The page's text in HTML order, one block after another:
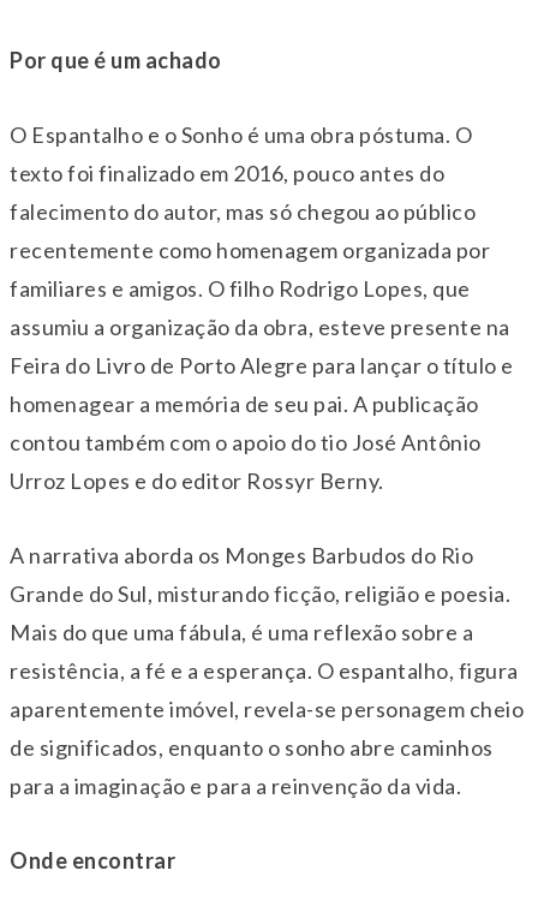
Por que é um achado
O Espantalho e o Sonho é uma obra póstuma. O
texto foi finalizado em 2016, pouco antes do
falecimento do autor, mas só chegou ao público
recentemente como homenagem organizada por
familiares e amigos. O filho Rodrigo Lopes, que
assumiu a organização da obra, esteve presente na
Feira do Livro de Porto Alegre para lançar o título e
homenagear a memória de seu pai. A publicação
contou também com o apoio do tio José Antônio
Urroz Lopes e do editor Rossyr Berny.
A narrativa aborda os Monges Barbudos do Rio
Grande do Sul, misturando ficção, religião e poesia.
Mais do que uma fábula, é uma reflexão sobre a
resistência, a fé e a esperança. O espantalho, figura
aparentemente imóvel, revela-se personagem cheio
de significados, enquanto o sonho abre caminhos
para a imaginação e para a reinvenção da vida.
Onde encontrar